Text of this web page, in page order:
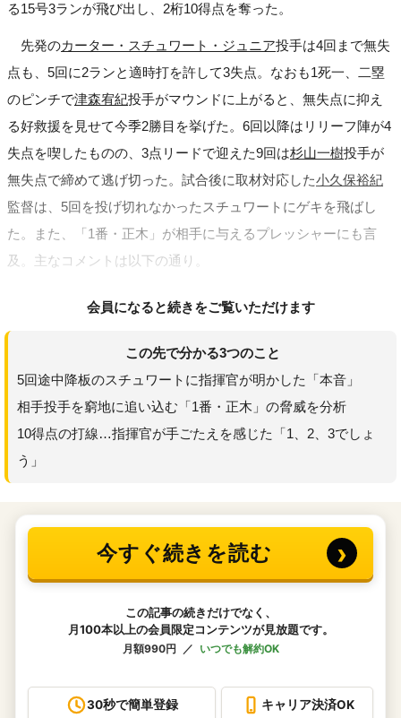
る15号3ランが飛び出し、2桁10得点を奪った。
先発のカーター・スチュワート・ジュニア投手は4回まで無失
点も、5回に2ランと適時打を許して3失点。なおも1死一、二塁
のピンチで津森宥紀投手がマウンドに上がると、無失点に抑え
る好救援を見せて今季2勝目を挙げた。6回以降はリリーフ陣が4
失点を喫したものの、3点リードで迎えた9回は杉山一樹投手が
無失点で締めて逃げ切った。試合後に取材対応した小久保裕紀
監督は、5回を投げ切れなかったスチュワートにゲキを飛ばし
た。また、「1番・正木」が相手に与えるプレッシャーにも言
及。主なコメントは以下の通り。
会員になると続きをご覧いただけます
この先で分かる3つのこと
5回途中降板のスチュワートに指揮官が明かした「本音」
相手投手を窮地に追い込む「1番・正木」の脅威を分析
10得点の打線…指揮官が手ごたえを感じた「1、2、3でしょ
う」